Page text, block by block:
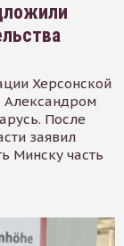
Херсонской
Александром
После
заявил
Минску часть